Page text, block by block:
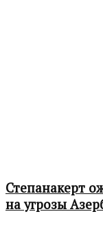
Степанакерт
на угрозы